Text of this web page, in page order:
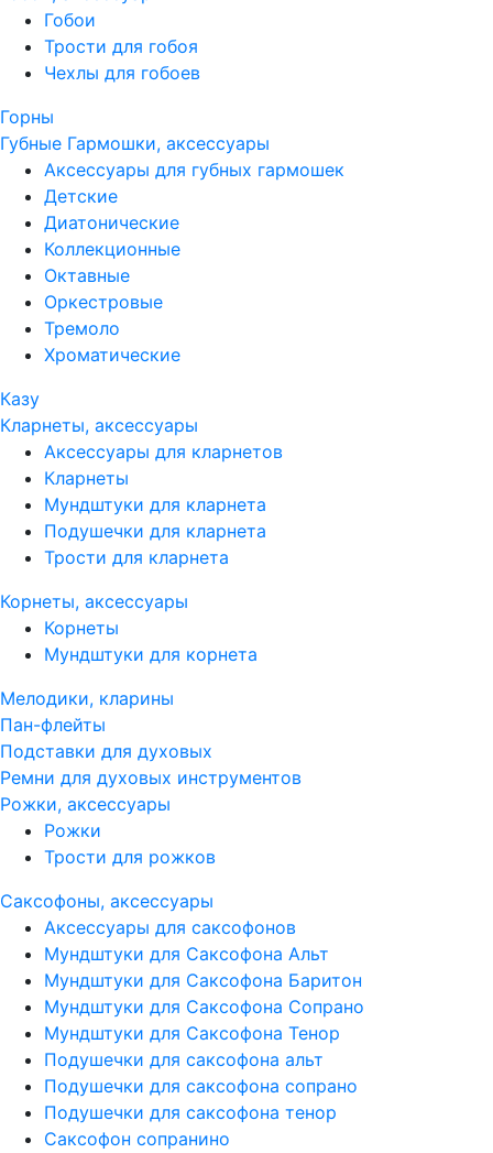
Гобои
Трости для гобоя
Чехлы для гобоев
Горны
Губные Гармошки, аксессуары
Аксессуары для губных гармошек
Детские
Диатонические
Коллекционные
Октавные
Оркестровые
Тремоло
Хроматические
Казу
Кларнеты, аксессуары
Аксессуары для кларнетов
Кларнеты
Мундштуки для кларнета
Подушечки для кларнета
Трости для кларнета
Корнеты, аксессуары
Корнеты
Мундштуки для корнета
Мелодики, кларины
Пан-флейты
Подставки для духовых
Ремни для духовых инструментов
Рожки, аксессуары
Рожки
Трости для рожков
Саксофоны, аксессуары
Аксессуары для саксофонов
Мундштуки для Саксофона Альт
Мундштуки для Саксофона Баритон
Мундштуки для Саксофона Сопрано
Мундштуки для Саксофона Тенор
Подушечки для саксофона альт
Подушечки для саксофона сопрано
Подушечки для саксофона тенор
Саксофон сопранино